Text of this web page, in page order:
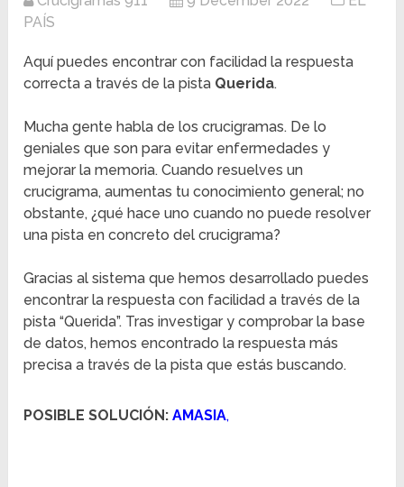
PAÍS
Aquí puedes encontrar con facilidad la respuesta
correcta a través de la pista Querida.
Mucha gente habla de los crucigramas. De lo
geniales que son para evitar enfermedades y
mejorar la memoria. Cuando resuelves un
crucigrama, aumentas tu conocimiento general; no
obstante, ¿qué hace uno cuando no puede resolver
una pista en concreto del crucigrama?
Gracias al sistema que hemos desarrollado puedes
encontrar la respuesta con facilidad a través de la
pista “Querida”. Tras investigar y comprobar la base
de datos, hemos encontrado la respuesta más
precisa a través de la pista que estás buscando.
POSIBLE SOLUCIÓN: AMASIA,